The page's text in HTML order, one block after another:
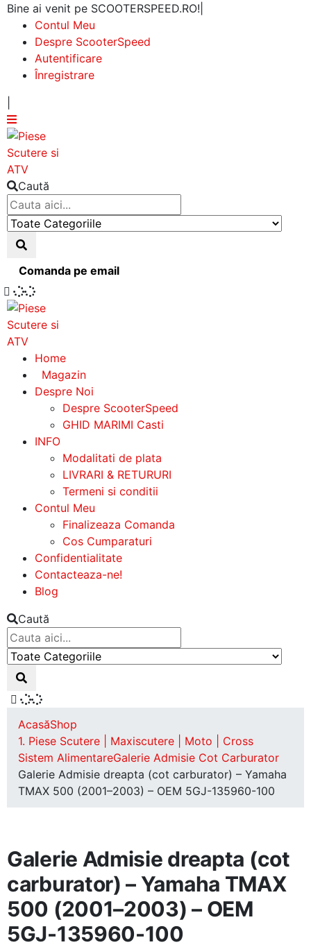
Bine ai venit pe SCOOTERSPEED.RO!
Contul Meu
Despre ScooterSpeed
Autentificare
Înregistrare
Caută
Comanda pe email
Home
Magazin
Despre Noi
Despre ScooterSpeed
GHID MARIMI Casti
INFO
Modalitati de plata
LIVRARI & RETURURI
Termeni si conditii
Contul Meu
Finalizeaza Comanda
Cos Cumparaturi
Confidentialitate
Contacteaza-ne!
Blog
Caută
AcasăShop
1. Piese Scutere | Maxiscutere | Moto | Cross
Sistem AlimentareGalerie Admisie Cot Carburator
Galerie Admisie dreapta (cot carburator) – Yamaha
TMAX 500 (2001–2003) – OEM 5GJ-135960-100
Galerie Admisie dreapta (cot
carburator) – Yamaha TMAX
500 (2001–2003) – OEM
5GJ-135960-100